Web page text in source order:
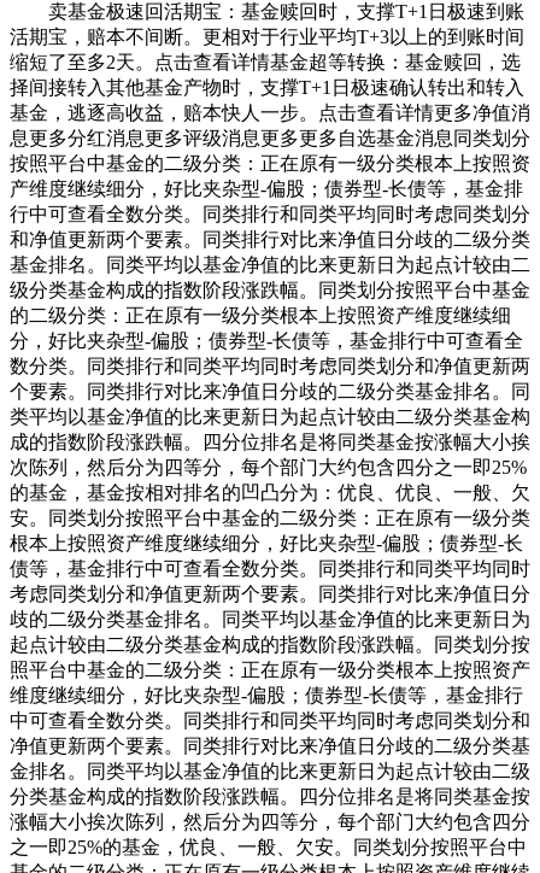
卖基金极速回活期宝：基金赎回时，支撑T+1日极速到账
活期宝，赔本不间断。更相对于行业平均T+3以上的到账时间
缩短了至多2天。点击查看详情基金超等转换：基金赎回，选
择间接转入其他基金产物时，支撑T+1日极速确认转出和转入
基金，逃逐高收益，赔本快人一步。点击查看详情更多净值消
息更多分红消息更多评级消息更多更多自选基金消息同类划分
按照平台中基金的二级分类：正在原有一级分类根本上按照资
产维度继续细分，好比夹杂型-偏股；债券型-长债等，基金排
行中可查看全数分类。同类排行和同类平均同时考虑同类划分
和净值更新两个要素。同类排行对比来净值日分歧的二级分类
基金排名。同类平均以基金净值的比来更新日为起点计较由二
级分类基金构成的指数阶段涨跌幅。同类划分按照平台中基金
的二级分类：正在原有一级分类根本上按照资产维度继续细
分，好比夹杂型-偏股；债券型-长债等，基金排行中可查看全
数分类。同类排行和同类平均同时考虑同类划分和净值更新两
个要素。同类排行对比来净值日分歧的二级分类基金排名。同
类平均以基金净值的比来更新日为起点计较由二级分类基金构
成的指数阶段涨跌幅。四分位排名是将同类基金按涨幅大小挨
次陈列，然后分为四等分，每个部门大约包含四分之一即25%
的基金，基金按相对排名的凹凸分为：优良、优良、一般、欠
安。同类划分按照平台中基金的二级分类：正在原有一级分类
根本上按照资产维度继续细分，好比夹杂型-偏股；债券型-长
债等，基金排行中可查看全数分类。同类排行和同类平均同时
考虑同类划分和净值更新两个要素。同类排行对比来净值日分
歧的二级分类基金排名。同类平均以基金净值的比来更新日为
起点计较由二级分类基金构成的指数阶段涨跌幅。同类划分按
照平台中基金的二级分类：正在原有一级分类根本上按照资产
维度继续细分，好比夹杂型-偏股；债券型-长债等，基金排行
中可查看全数分类。同类排行和同类平均同时考虑同类划分和
净值更新两个要素。同类排行对比来净值日分歧的二级分类基
金排名。同类平均以基金净值的比来更新日为起点计较由二级
分类基金构成的指数阶段涨跌幅。四分位排名是将同类基金按
涨幅大小挨次陈列，然后分为四等分，每个部门大约包含四分
之一即25%的基金，优良、一般、欠安。同类划分按照平台中